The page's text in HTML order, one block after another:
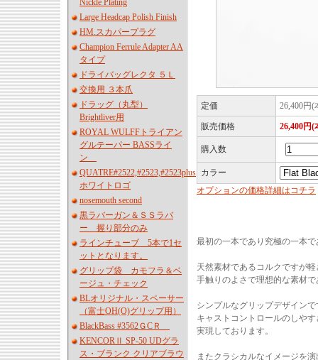
Nickle Plating
Large Headcap Polish Finish
HM.スカパープラグ
Champion Ferrule Adapter AA
タイプ
ドライバッグレクタ ５Ｌ
交換用 ３本爪
ドラッグ（丸型）
Brightliver用
ROYAL WULFFトライアン
グルテーパー BASSライ
ン
QUATRE#2522,#2523,#2523plus
ホワイトロゴ
nosemouth second
黒ラバーガン＆ＳＳラバ
ー 握り部分のみ
ラインチューブ 5本で1セ
ットとなります。
グリップ袋 カモフラ＆ベ
ージュ・チェック
BLオリジナル・スペーサー
（富士OH(O)グリップ用）
BlackBass #3562ＧCＲ
KENCORⅡ SP-50 UDグラ
ス・ブランク クリアブラウ
定価 26,400円(
販売価格 26,400円(
購入数
カラー
オプションの価格詳細はコチラ
最初の一本であり究極の一本
天然素材であるコルクですが
手触りのよさで理想的な素材
シンプルなグリップデザイン
キャストコントロールのしや
実現しております。
またクラシカルなイメージを